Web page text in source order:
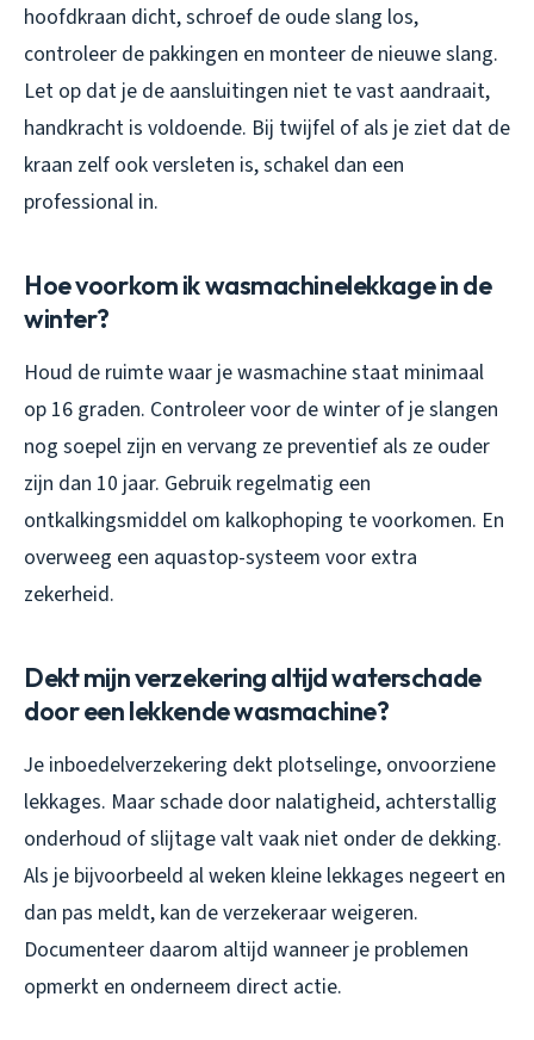
hoofdkraan dicht, schroef de oude slang los,
controleer de pakkingen en monteer de nieuwe slang.
Let op dat je de aansluitingen niet te vast aandraait,
handkracht is voldoende. Bij twijfel of als je ziet dat de
kraan zelf ook versleten is, schakel dan een
professional in.
Hoe voorkom ik wasmachinelekkage in de
winter?
Houd de ruimte waar je wasmachine staat minimaal
op 16 graden. Controleer voor de winter of je slangen
nog soepel zijn en vervang ze preventief als ze ouder
zijn dan 10 jaar. Gebruik regelmatig een
ontkalkingsmiddel om kalkophoping te voorkomen. En
overweeg een aquastop-systeem voor extra
zekerheid.
Dekt mijn verzekering altijd waterschade
door een lekkende wasmachine?
Je inboedelverzekering dekt plotselinge, onvoorziene
lekkages. Maar schade door nalatigheid, achterstallig
onderhoud of slijtage valt vaak niet onder de dekking.
Als je bijvoorbeeld al weken kleine lekkages negeert en
dan pas meldt, kan de verzekeraar weigeren.
Documenteer daarom altijd wanneer je problemen
opmerkt en onderneem direct actie.